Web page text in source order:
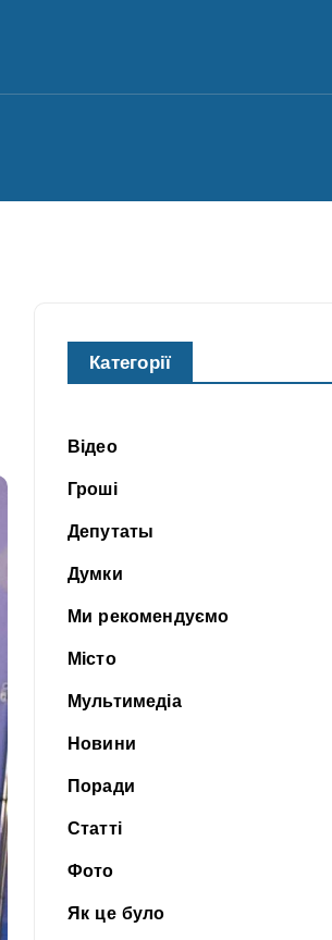
Категорії
Відео
Гроші
Депутаты
Думки
Ми рекомендуємо
Місто
Мультимедіа
Новини
Поради
Статті
Фото
Як це було